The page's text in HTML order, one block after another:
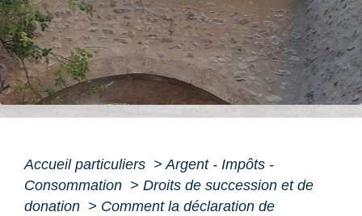
Accueil particuliers > Argent - Impôts -
Consommation > Droits de succession et de
donation > Comment la déclaration de